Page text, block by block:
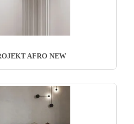
AFRO NEW